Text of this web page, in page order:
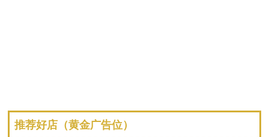
推荐好店（黄金广告位）